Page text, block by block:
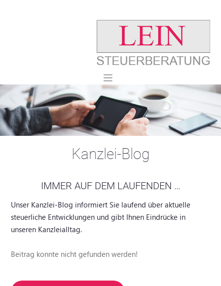
Kanzlei-Blog
IMMER AUF DEM LAUFENDEN …
Unser Kanzlei-Blog informiert Sie laufend über aktuelle
steuerliche Entwicklungen und gibt Ihnen Eindrücke in
unseren Kanzleialltag.
Beitrag konnte nicht gefunden werden!